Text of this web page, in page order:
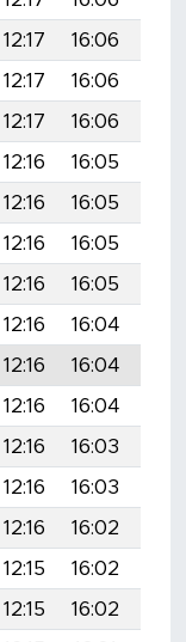
12:17 16:06
12:17 16:06
12:17 16:06
12:16 16:05
12:16 16:05
12:16 16:05
12:16 16:05
12:16 16:04
12:16 16:04
12:16 16:04
12:16 16:03
12:16 16:03
12:16 16:02
12:15 16:02
12:15 16:02